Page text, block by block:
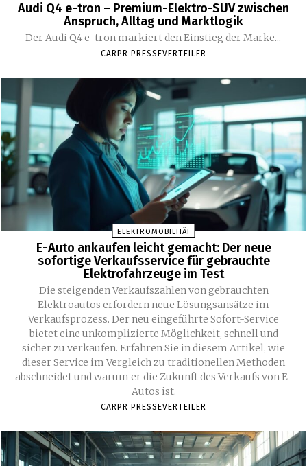
Audi Q4 e-tron – Premium-Elektro-SUV zwischen
Anspruch, Alltag und Marktlogik
Der Audi Q4 e-tron markiert den Einstieg der Marke...
CARPR PRESSEVERTEILER
ELEKTROMOBILITÄT
E-Auto ankaufen leicht gemacht: Der neue
sofortige Verkaufsservice für gebrauchte
Elektrofahrzeuge im Test
Die steigenden Verkaufszahlen von gebrauchten
Elektroautos erfordern neue Lösungsansätze im
Verkaufsprozess. Der neu eingeführte Sofort-Service
bietet eine unkomplizierte Möglichkeit, schnell und
sicher zu verkaufen. Erfahren Sie in diesem Artikel, wie
dieser Service im Vergleich zu traditionellen Methoden
abschneidet und warum er die Zukunft des Verkaufs von E-
Autos ist.
CARPR PRESSEVERTEILER